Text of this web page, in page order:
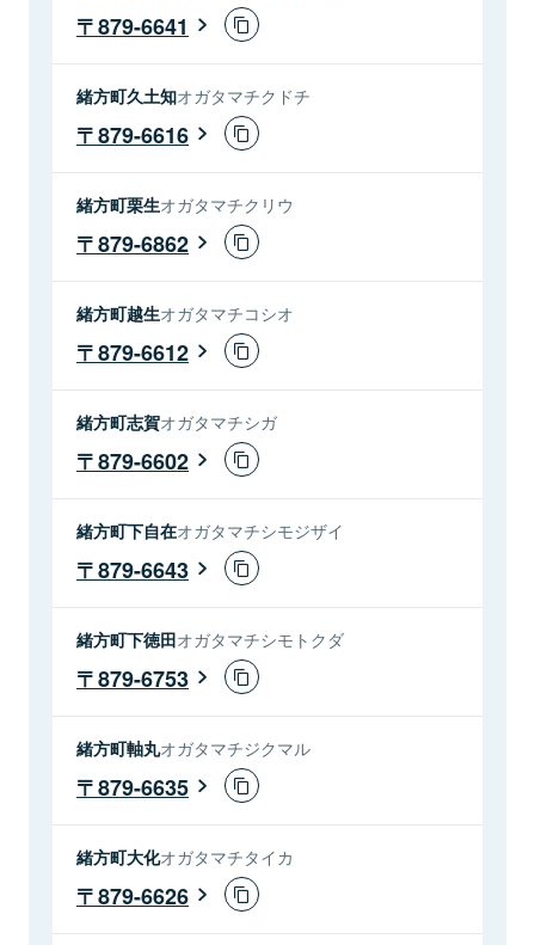
879-6641
緒方町久土知オガタマチクドチ
879-6616
緒方町栗生オガタマチクリウ
879-6862
緒方町越生オガタマチコシオ
879-6612
緒方町志賀オガタマチシガ
879-6602
緒方町下自在オガタマチシモジザイ
879-6643
緒方町下徳田オガタマチシモトクダ
879-6753
緒方町軸丸オガタマチジクマル
879-6635
緒方町大化オガタマチタイカ
879-6626